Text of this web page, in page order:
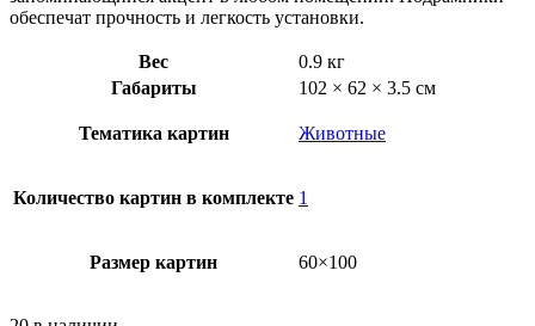
обеспечат прочность и легкость установки.
Вес
0.9 кг
Габариты
102 × 62 × 3.5 см
Тематика картин Животные
Количество картин в комплекте 1
Размер картин 60×100